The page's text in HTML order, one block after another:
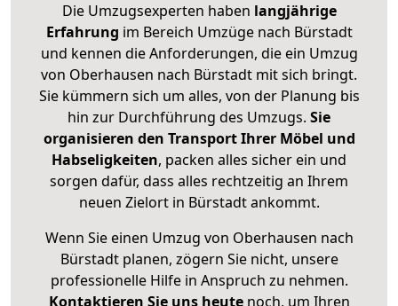
Die Umzugsexperten haben langjährige
Erfahrung im Bereich Umzüge nach Bürstadt
und kennen die Anforderungen, die ein Umzug
von Oberhausen nach Bürstadt mit sich bringt.
Sie kümmern sich um alles, von der Planung bis
hin zur Durchführung des Umzugs. Sie
organisieren den Transport Ihrer Möbel und
Habseligkeiten, packen alles sicher ein und
sorgen dafür, dass alles rechtzeitig an Ihrem
neuen Zielort in Bürstadt ankommt.
Wenn Sie einen Umzug von Oberhausen nach
Bürstadt planen, zögern Sie nicht, unsere
professionelle Hilfe in Anspruch zu nehmen.
Kontaktieren Sie uns heutenoch, um Ihren